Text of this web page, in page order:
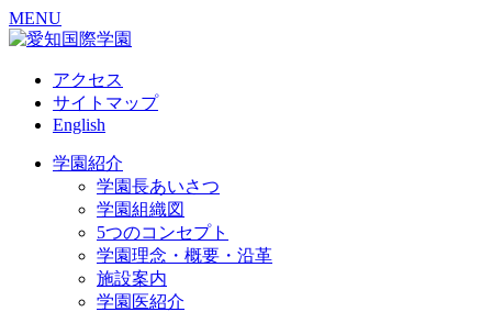
MENU
アクセス
サイトマップ
English
学園紹介
学園長あいさつ
学園組織図
5つのコンセプト
学園理念・概要・沿革
施設案内
学園医紹介